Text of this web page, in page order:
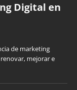
Digital en
de marketing
mejorar e